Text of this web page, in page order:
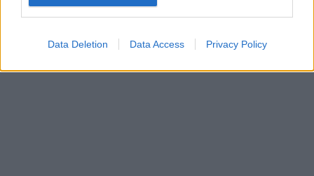
Data Deletion Data Access Privacy Policy